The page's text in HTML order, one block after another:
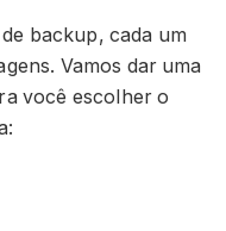
backup, cada um
Vamos dar uma
você escolher o